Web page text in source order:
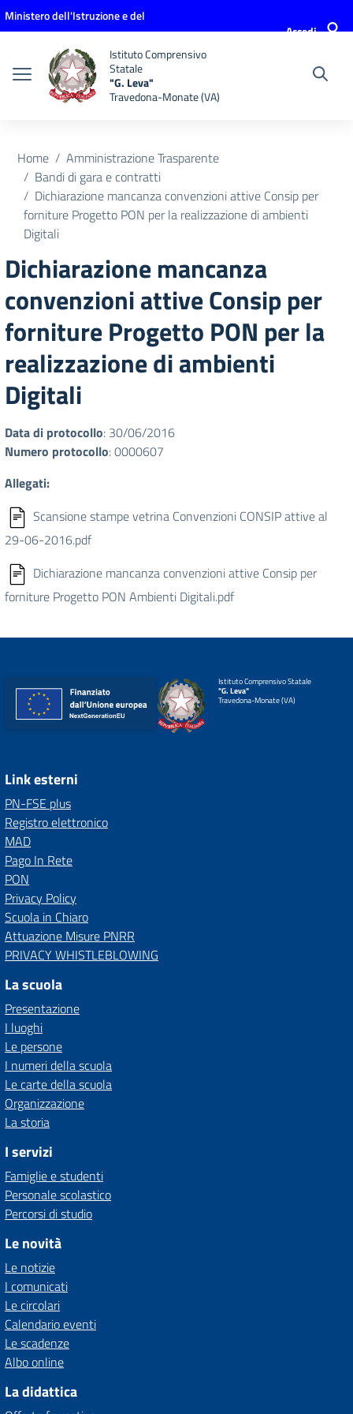
Vai ai contenuti
Vai al menu di navigazione
Vai al footer
Ministero dell'Istruzione e del
Accedi
Istituto Comprensivo
Statale
"G. Leva"
Travedona-Monate (VA)
Home
Amministrazione Trasparente
Bandi di gara e contratti
Dichiarazione mancanza convenzioni attive Consip per
forniture Progetto PON per la realizzazione di ambienti
Digitali
Dichiarazione mancanza
convenzioni attive Consip per
forniture Progetto PON per la
realizzazione di ambienti
Digitali
Data di protocollo: 30/06/2016
Numero protocollo: 0000607
Allegati:
Scansione stampe vetrina Convenzioni CONSIP attive al
29-06-2016.pdf
Dichiarazione mancanza convenzioni attive Consip per
forniture Progetto PON Ambienti Digitali.pdf
Istituto Comprensivo Statale
"G. Leva"
Travedona-Monate (VA)
Link esterni
PN-FSE plus
Registro elettronico
MAD
Pago In Rete
PON
Privacy Policy
Scuola in Chiaro
Attuazione Misure PNRR
PRIVACY WHISTLEBLOWING
La scuola
Presentazione
I luoghi
Le persone
I numeri della scuola
Le carte della scuola
Organizzazione
La storia
I servizi
Famiglie e studenti
Personale scolastico
Percorsi di studio
Le novità
Le notizie
I comunicati
Le circolari
Calendario eventi
Le scadenze
Albo online
La didattica